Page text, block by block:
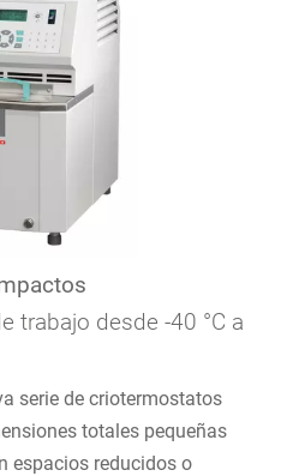
trabajo desde -40 °C a
serie de criotermostatos
totales pequeñas
espacios reducidos o